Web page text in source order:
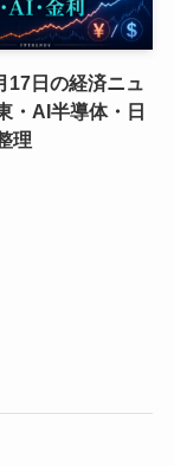
17日の経済ニュ
・AI半導体・日
理